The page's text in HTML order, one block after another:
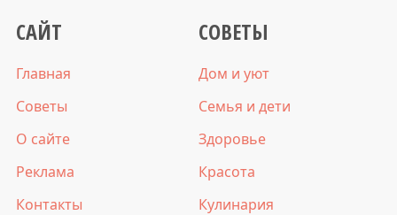
САЙТ
Главная
Советы
О сайте
Реклама
Контакты
СОВЕТЫ
Дом и уют
Семья и дети
Здоровье
Красота
Кулинария